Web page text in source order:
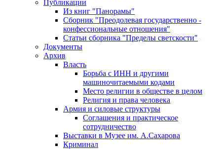
Публикации
Из книг "Панорамы"
Сборник "Преодолевая государственно -
конфессиональные отношения"
Статьи сборника "Пределы светскости"
Документы
Архив
Власть
Борьба с ИНН и другими
машиночитаемыми кодами
Место религии в обществе в целом
Религия и права человека
Армия и силовые структуры
Соглашения и практическое
сотрудничество
Выставки в Музее им. А.Сахарова
Криминал